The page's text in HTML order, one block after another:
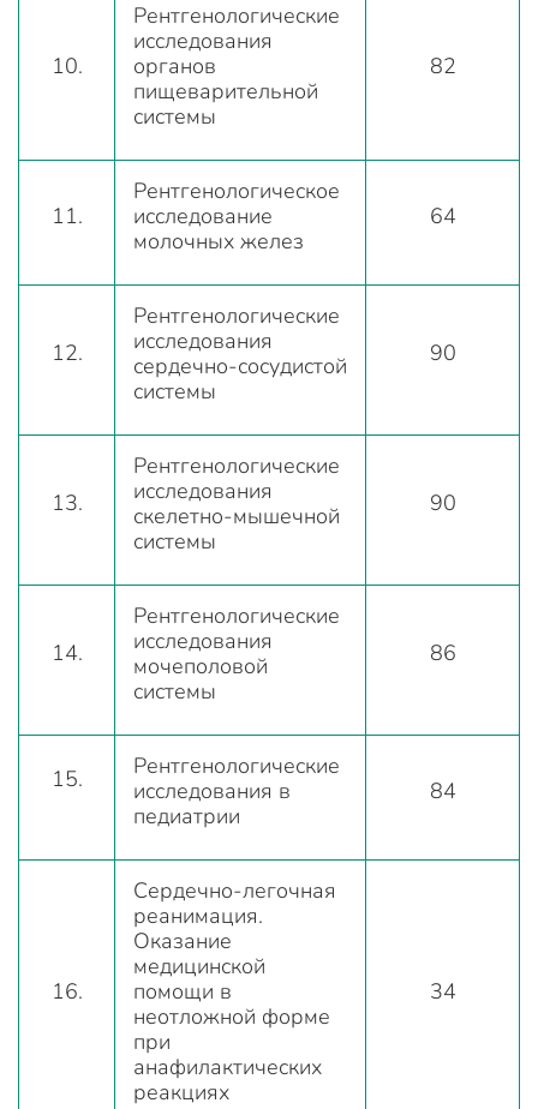
10.
Рентгенологические
исследования
органов
пищеварительной
системы
82
11.
Рентгенологическое
исследование
молочных желез
64
12.
Рентгенологические
исследования
сердечно-сосудистой
системы
90
13.
Рентгенологические
исследования
скелетно-мышечной
системы
90
14.
Рентгенологические
исследования
мочеполовой
системы
86
15.
Рентгенологические
исследования в
педиатрии
84
16.
Сердечно-легочная
реанимация.
Оказание
медицинской
помощи в
неотложной форме
при
анафилактических
реакциях
34